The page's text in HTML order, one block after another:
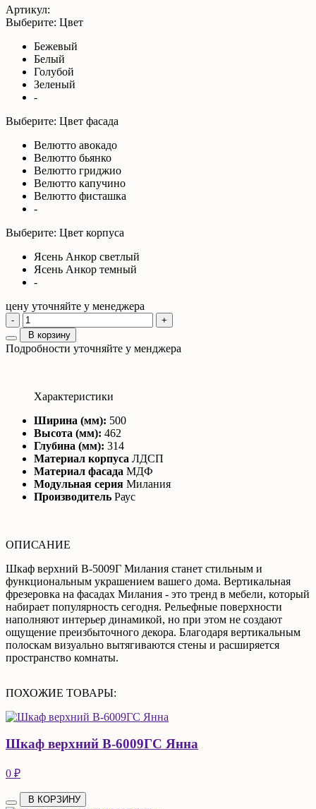
Артикул:
Выберите: Цвет
Бежевый
Белый
Голубой
Зеленый
-
Выберите: Цвет фасада
Велютто авокадо
Велютто бьянко
Велютто гриджио
Велютто капучино
Велютто фисташка
-
Выберите: Цвет корпуса
Ясень Анкор светлый
Ясень Анкор темный
-
цену уточняйте у менеджера
-
+
В корзину
Подробности уточняйте у менджера
Характеристики
Ширина (мм): 500
Высота (мм): 462
Глубина (мм): 314
Материал корпуса ЛДСП
Материал фасада МДФ
Модульная серия Милания
Производитель Раус
ОПИСАНИЕ
Шкаф верхний В-5009Г Милания станет стильным и
функциональным украшением вашего дома. Вертикальная
фрезеровка на фасадах Милания - это тренд в мебели, который
набирает популярность сегодня. Рельефные поверхности
наполняют интерьер динамикой, но при этом не создают
ощущение преизбыточного декора. Благодаря вертикальным
полоскам визуально вытягиваются стены и расширяется
пространство комнаты.
ПОХОЖИЕ ТОВАРЫ:
Шкаф верхний В-6009ГС Янна
0 ₽
В КОРЗИНУ